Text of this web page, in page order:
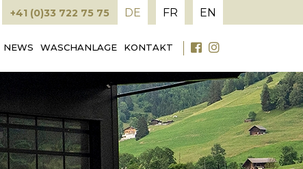
+41 (0)33 722 75 75 DE FR EN
NEWS WASCHANLAGE KONTAKT